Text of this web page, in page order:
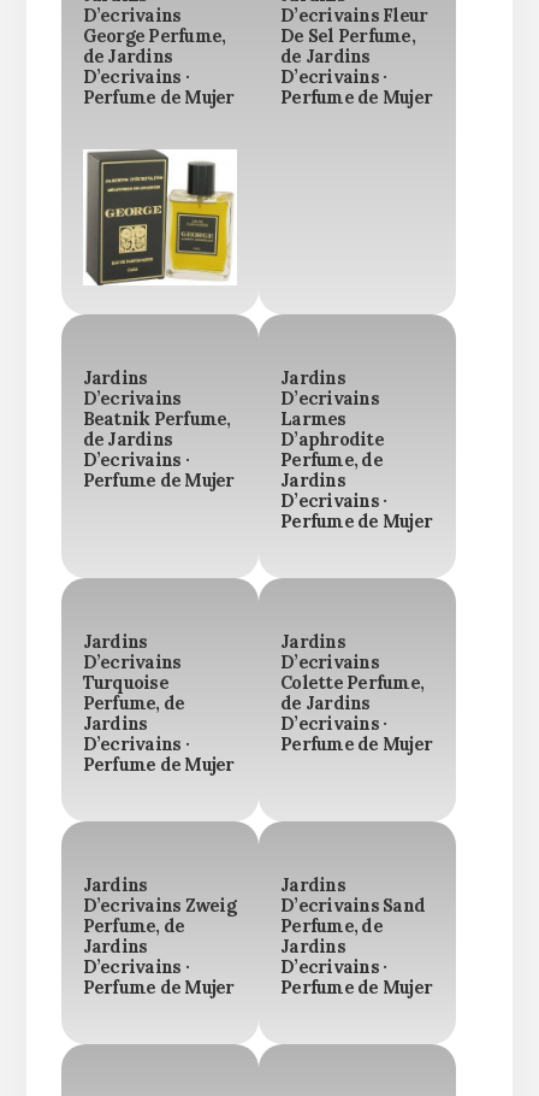
D’ecrivains
George Perfume,
de Jardins
D’ecrivains ·
Perfume de Mujer
D’ecrivains Fleur
De Sel Perfume,
de Jardins
D’ecrivains ·
Perfume de Mujer
Jardins
D’ecrivains
Beatnik Perfume,
de Jardins
D’ecrivains ·
Perfume de Mujer
Jardins
D’ecrivains
Larmes
D’aphrodite
Perfume, de
Jardins
D’ecrivains ·
Perfume de Mujer
Jardins
D’ecrivains
Turquoise
Perfume, de
Jardins
D’ecrivains ·
Perfume de Mujer
Jardins
D’ecrivains
Colette Perfume,
de Jardins
D’ecrivains ·
Perfume de Mujer
Jardins
D’ecrivains Zweig
Perfume, de
Jardins
D’ecrivains ·
Perfume de Mujer
Jardins
D’ecrivains Sand
Perfume, de
Jardins
D’ecrivains ·
Perfume de Mujer